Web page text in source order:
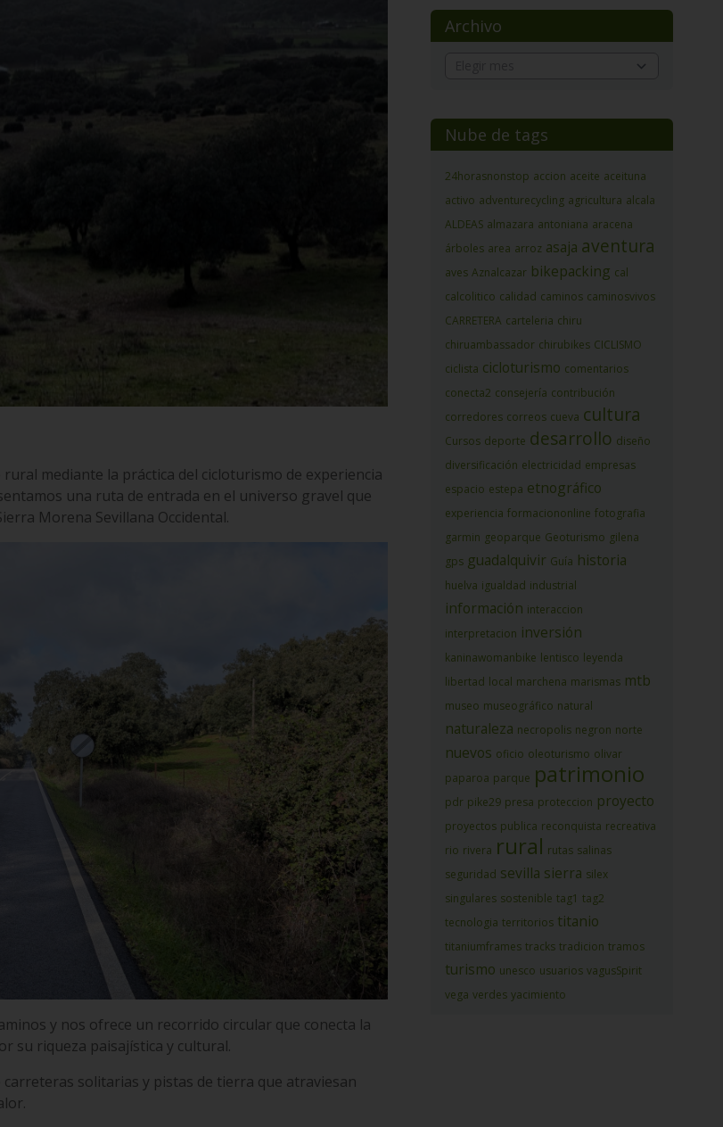
mediante la práctica del cicloturismo de experiencia
una ruta de entrada en el universo gravel que
Morena Sevillana Occidental.
y nos ofrece un recorrido circular que conecta la
su riqueza paisajística y cultural.
solitarias y pistas de tierra que atraviesan
Archivo
Nube de tags
24horasnonstop accion aceite aceituna
activo adventurecycling agricultura alcala
ALDEAS almazara antoniana aracena
árboles area arroz asaja aventura
aves Aznalcazar bikepacking cal
calcolitico calidad caminos caminosvivos
CARRETERA carteleria chiru
chiruambassador chirubikes CICLISMO
ciclista cicloturismo comentarios
conecta2 consejería contribución
corredores correos cueva cultura
Cursos deporte desarrollo diseño
diversificación electricidad empresas
espacio estepa etnográfico
experiencia formaciononline fotografia
garmin geoparque Geoturismo gilena
gps guadalquivir Guía historia
huelva igualdad industrial
información interaccion
interpretacion inversión
kaninawomanbike lentisco leyenda
libertad local marchena marismas mtb
museo museográfico natural
naturaleza necropolis negron norte
nuevos oficio oleoturismo olivar
paparoa parque patrimonio
pdr pike29 presa proteccion proyecto
proyectos publica reconquista recreativa
rio rivera rural rutas salinas
seguridad sevilla sierra silex
singulares sostenible tag1 tag2
tecnologia territorios titanio
titaniumframes tracks tradicion tramos
turismo unesco usuarios vagusSpirit
vega verdes yacimiento